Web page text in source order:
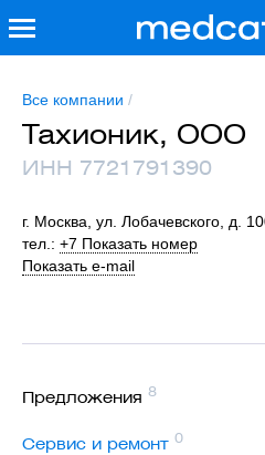
Все компании /
Тахионик, ООО
ИНН 7721791390
г. Москва, ул. Лобачевского, д.
тел.: +7 Показать номер
Показать e-mail
Предложения 8
Сервис и ремонт 0